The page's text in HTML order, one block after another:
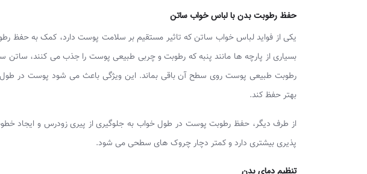
حفظ رطوبت بدن با لباس خواب ساتن
یکی از فواید لباس خواب ساتن که تاثیر مستقیم بر سلامت پوست دارد، کمک به
بسیاری از پارچه‌ ها مانند پنبه که رطوبت و چربی طبیعی پوست را جذب می‌ کنند،
رطوبت طبیعی پوست روی سطح آن باقی بماند. این ویژگی باعث می‌ شود پوست در
بهتر حفظ کند.
از طرف دیگر، حفظ رطوبت پوست در طول خواب به جلوگیری از پیری زودرس و ایجاد
پذیری بیشتری دارد و کمتر دچار چروک‌ های سطحی می‌ شود.
تنظیم دمای بدن